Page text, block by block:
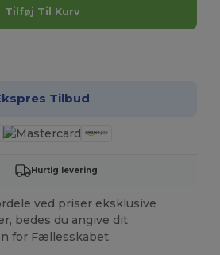
Tilføj Til Kurv
Tilbud
Hurtig levering
ved priser eksklusive
bedes du angive dit
for Fællesskabet.